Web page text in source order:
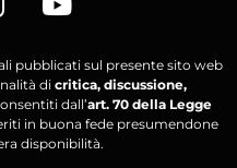
pubblicati sul presente sito web
di critica, discussione,
dall’art. 70 della Legge
in buona fede presumendone
disponibilità.